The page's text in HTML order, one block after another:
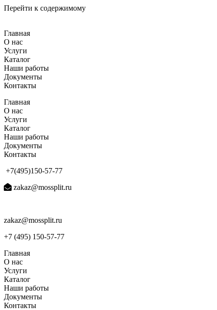
Перейти к содержимому
Главная
О нас
Услуги
Каталог
Наши работы
Документы
Контакты
Главная
О нас
Услуги
Каталог
Наши работы
Документы
Контакты
+7(495)150-57-77
zakaz@mossplit.ru
zakaz@mossplit.ru
+7 (495) 150-57-77
Главная
О нас
Услуги
Каталог
Наши работы
Документы
Контакты